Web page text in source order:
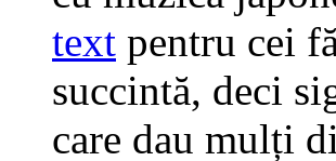
text pentru cei
succintă, deci
care dau mulți